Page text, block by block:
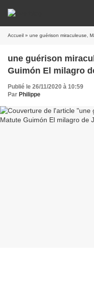
Accueil » une guérison miraculeuse,
une guérison miraculeuse,
Guimón El milagro
Publié le 26/11/2020 à 10:59
Par Philippe